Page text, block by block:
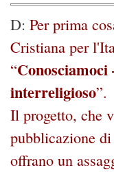
D: Per prima
Cristiana per
“
interreligioso”.
Il progetto, che
pubblicazione
offrano un